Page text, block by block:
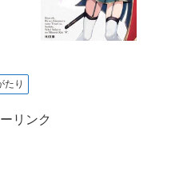
たり
リンク